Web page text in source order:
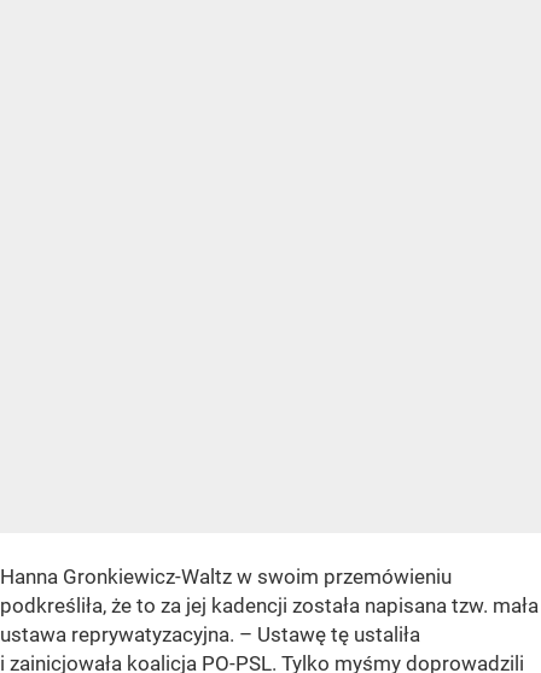
Hanna Gronkiewicz-Waltz w swoim przemówieniu
podkreśliła, że to za jej kadencji została napisana tzw. mała
ustawa reprywatyzacyjna. – Ustawę tę ustaliła
i zainicjowała koalicja PO-PSL. Tylko myśmy doprowadzili